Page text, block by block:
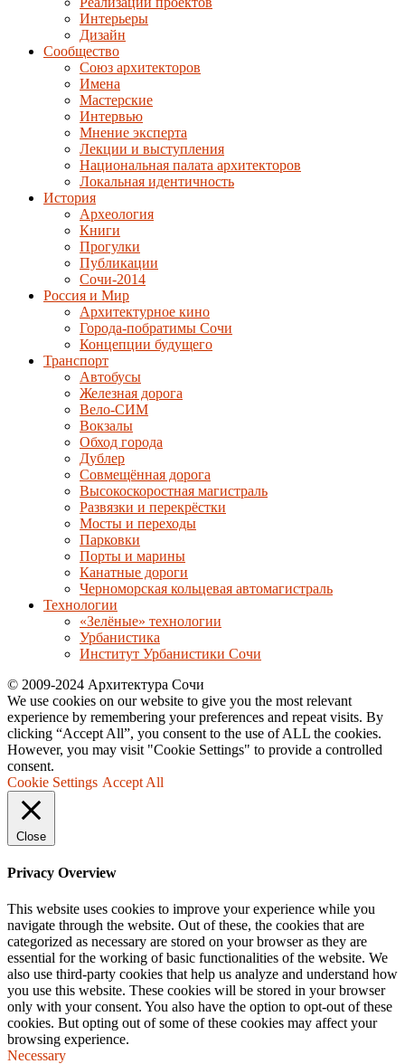
Интерьеры
Дизайн
Сообщество
Союз архитекторов
Имена
Мастерские
Интервью
Мнение эксперта
Лекции и выступления
Национальная палата архитекторов
Локальная идентичность
История
Археология
Книги
Прогулки
Публикации
Сочи-2014
Россия и Мир
Архитектурное кино
Города-побратимы Сочи
Концепции будущего
Транспорт
Автобусы
Железная дорога
Вело-СИМ
Вокзалы
Обход города
Дублер
Совмещённая дорога
Высокоскоростная магистраль
Развязки и перекрёстки
Мосты и переходы
Парковки
Порты и марины
Канатные дороги
Черноморская кольцевая автомагистраль
Технологии
«Зелёные» технологии
Урбанистика
Институт Урбанистики Сочи
© 2009-2024 Архитектура Сочи
We use cookies on our website to give you the most relevant
experience by remembering your preferences and repeat visits. By
clicking “Accept All”, you consent to the use of ALL the cookies.
However, you may visit "Cookie Settings" to provide a controlled
consent.
Cookie Settings Accept All
Close
Privacy Overview
This website uses cookies to improve your experience while you
navigate through the website. Out of these, the cookies that are
categorized as necessary are stored on your browser as they are
essential for the working of basic functionalities of the website. We
also use third-party cookies that help us analyze and understand how
you use this website. These cookies will be stored in your browser
only with your consent. You also have the option to opt-out of these
cookies. But opting out of some of these cookies may affect your
browsing experience.
Necessary